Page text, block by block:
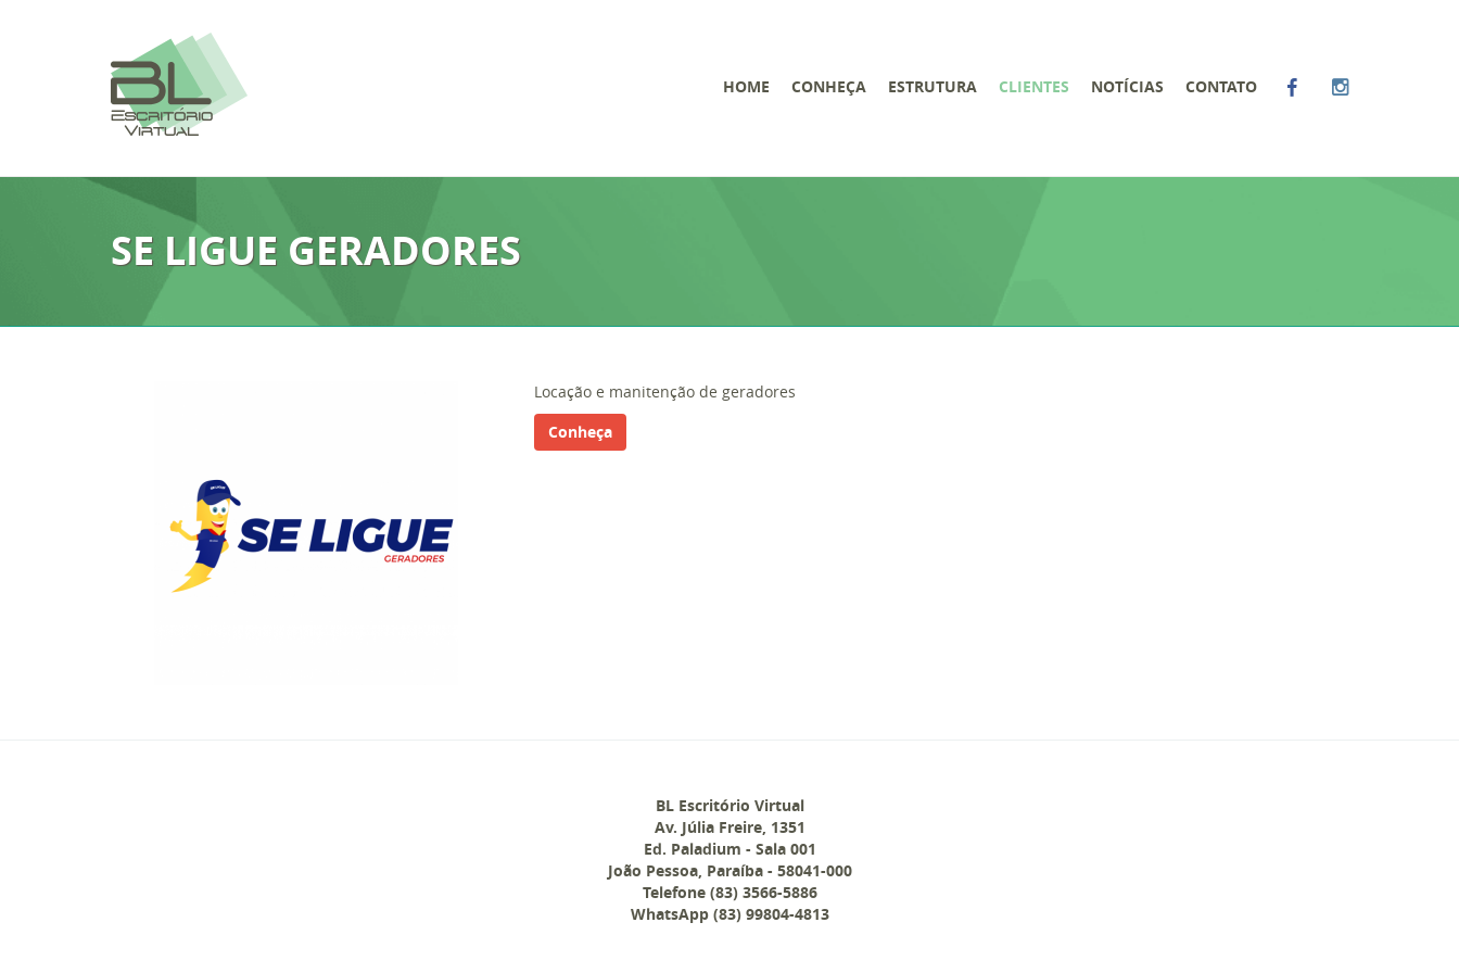
HOME CONHEÇA ESTRUTURA CLIENTES NOTÍCIAS CONTATO
SE LIGUE GERADORES
Locação e manitenção de geradores
Conheça
BL Escritório Virtual
Av. Júlia Freire, 1351
Ed. Paladium - Sala 001
João Pessoa, Paraíba- 58041-000
Telefone (83) 3566-5886
WhatsApp (83) 99804-4813